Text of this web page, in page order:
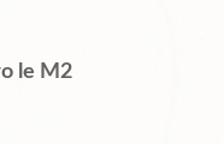
le M2